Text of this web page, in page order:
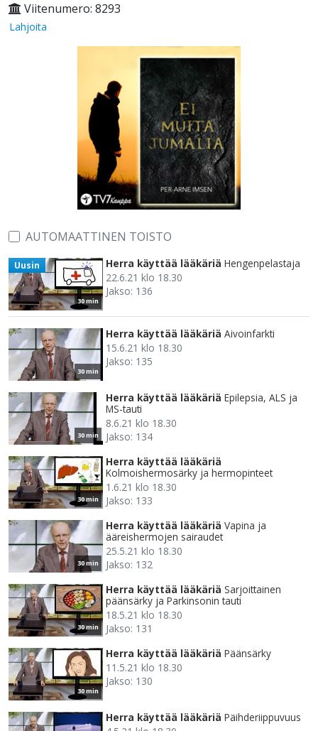
Viitenumero: 8293
Lahjoita
AUTOMAATTINEN TOISTO
30 min
Uusin Herra käyttää lääkäriä Hengenpelastaja
22.6.21 klo 18.30
Jakso: 136
30 min
Herra käyttää lääkäriä Aivoinfarkti
15.6.21 klo 18.30
Jakso: 135
30 min
Herra käyttää lääkäriä Epilepsia, ALS ja
MS-tauti
8.6.21 klo 18.30
Jakso: 134
30 min
Herra käyttää lääkäriä
Kolmoishermosärky ja hermopinteet
1.6.21 klo 18.30
Jakso: 133
30 min
Herra käyttää lääkäriä Vapina ja
ääreishermojen sairaudet
25.5.21 klo 18.30
Jakso: 132
30 min
Herra käyttää lääkäriä Sarjoittainen
päänsärky ja Parkinsonin tauti
18.5.21 klo 18.30
Jakso: 131
30 min
Herra käyttää lääkäriä Päänsärky
11.5.21 klo 18.30
Jakso: 130
Herra käyttää lääkäriä Päihderiippuvuus